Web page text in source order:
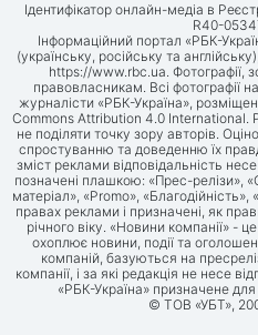
Ідентифікатор онлайн-медіа в
R40-
Інформаційний портал «РБК-
(українську, російську та
https://www.rbc.ua. Фотографії,
правовласникам. Всі фотографії
журналісти «РБК-Україна»,
Commons Attribution 4.0 International.
не поділяти точку зору авторів.
спростуванню та доведенню їх
зміст реклами відповідальність
позначені плашкою: «Прес-релізи»,
матеріал», «Promo»,
правах реклами і призначені, як
річного віку. «Новини компанії» -
охоплює новини, події та
компаній, базуються на
компанії, і за які редакція не несе
«РБК-Україна» призначене для
© ТОВ «УБТ»,